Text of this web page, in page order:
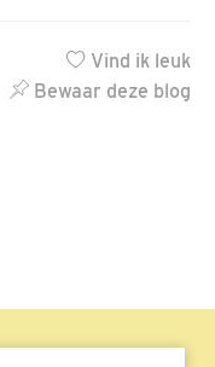
Vind ik leuk
Bewaar deze blog